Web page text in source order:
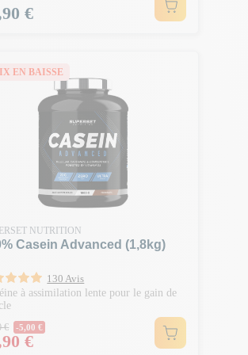
€
EN BAISSE
NUTRITION
Casein Advanced (1,8kg)
130 Avis
à assimilation lente pour le gain de
Normal
€ -5,00 €
€